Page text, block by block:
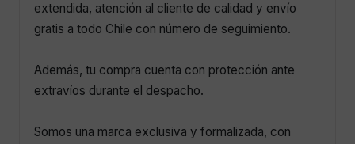
extendida, atención al cliente de calidad y envío
gratis a todo Chile con número de seguimiento.
Además, tu compra cuenta con protección ante
extravíos durante el despacho.
Somos una marca exclusiva y formalizada, con